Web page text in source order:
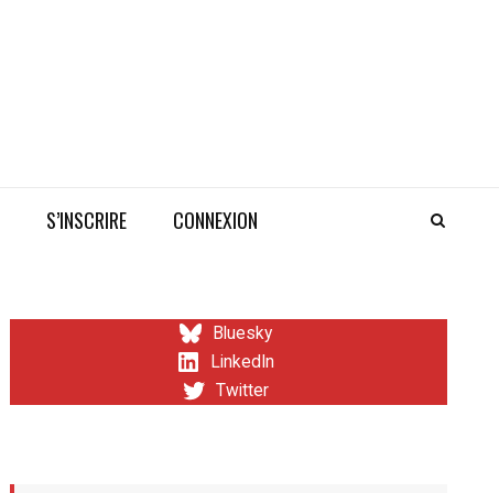
S’INSCRIRE CONNEXION
Bluesky
LinkedIn
Twitter